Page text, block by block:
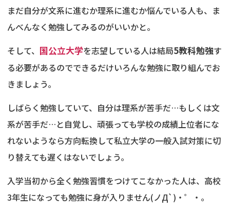
まだ自分が文系に進むか理系に進むか悩んでいる人も、ま
んべんなく勉強してみるのがいいかと。
そして、 国公立大学を志望している人は結局5教科勉強す
る必要があるのでできるだけいろんな勉強に取り組んでお
きましょう。
しばらく勉強していて、自分は理系が苦手だ…もしくは文
系が苦手だ…と自覚し、頑張っても学校の成績上位者にな
れないようなら方向転換して私立大学の一般入試対策に切
り替えても遅くはないでしょう。
入学当初から全く勉強習慣をつけてこなかった人は、高校
3年生になっても勉強に身が入りません(ノД`)・゜・。